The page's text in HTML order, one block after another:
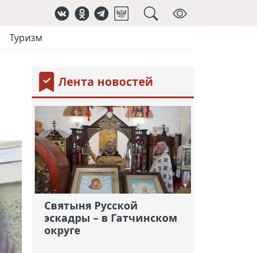
Туризм
Лента новостей
Святыня Русской
эскадры – в Гатчинском
округе